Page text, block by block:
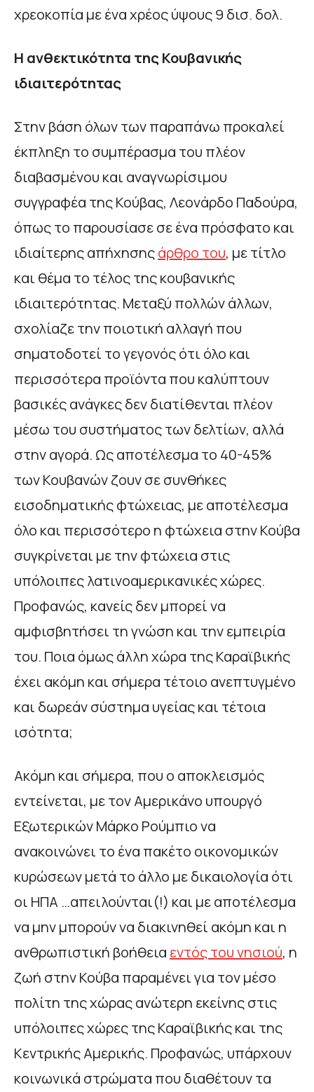
χρεοκοπία με ένα χρέος ύψους 9 δισ. δολ.
Η ανθεκτικότητα της Κουβανικής
ιδιαιτερότητας
Στην βάση όλων των παραπάνω προκαλεί
έκπληξη το συμπέρασμα του πλέον
διαβασμένου και αναγνωρίσιμου
συγγραφέα της Κούβας, Λεονάρδο Παδούρα,
όπως το παρουσίασε σε ένα πρόσφατο και
ιδιαίτερης απήχησηςάρθρο του, με τίτλο
και θέμα το τέλος της κουβανικής
ιδιαιτερότητας. Μεταξύ πολλών άλλων,
σχολίαζε την ποιοτική αλλαγή που
σηματοδοτεί το γεγονός ότι όλο και
περισσότερα προϊόντα που καλύπτουν
βασικές ανάγκες δεν διατίθενται πλέον
μέσω του συστήματος των δελτίων, αλλά
στην αγορά. Ως αποτέλεσμα το 40-45%
των Κουβανών ζουν σε συνθήκες
εισοδηματικής φτώχειας, με αποτέλεσμα
όλο και περισσότερο η φτώχεια στην Κούβα
συγκρίνεται με την φτώχεια στις
υπόλοιπες λατινοαμερικανικές χώρες.
Προφανώς, κανείς δεν μπορεί να
αμφισβητήσει τη γνώση και την εμπειρία
του. Ποια όμως άλλη χώρα της Καραϊβικής
έχει ακόμη και σήμερα τέτοιο ανεπτυγμένο
και δωρεάν σύστημα υγείας και τέτοια
ισότητα;
Ακόμη και σήμερα, που ο αποκλεισμός
εντείνεται, με τον Αμερικάνο υπουργό
Εξωτερικών Μάρκο Ρούμπιο να
ανακοινώνει το ένα πακέτο οικονομικών
κυρώσεων μετά το άλλο με δικαιολογία ότι
οι ΗΠΑ …απειλούνται(!) και με αποτέλεσμα
να μην μπορούν να διακινηθεί ακόμη και η
ανθρωπιστική βοήθεια εντός του νησιού, η
ζωή στην Κούβα παραμένει για τον μέσο
πολίτη της χώρας ανώτερη εκείνης στις
υπόλοιπες χώρες της Καραϊβικής και της
Κεντρικής Αμερικής. Προφανώς, υπάρχουν
κοινωνικά στρώματα που διαθέτουν τα